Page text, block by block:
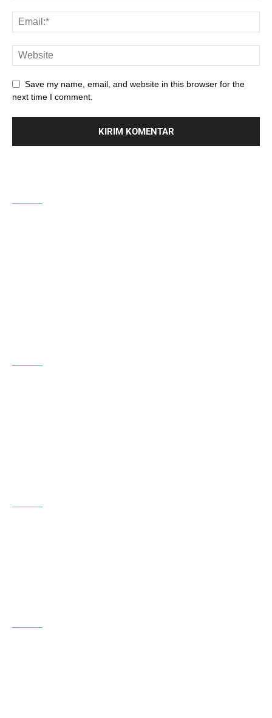
Save my name, email, and website in this browser for the
next time I comment.